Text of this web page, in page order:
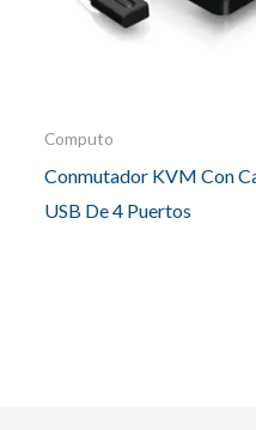
Computo
Conmutador KVM Con
USB De 4 Puertos